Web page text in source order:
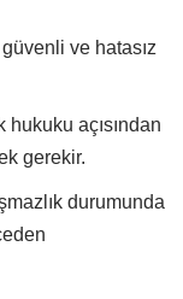
ve hatasız
açısından
gerekir.
durumunda